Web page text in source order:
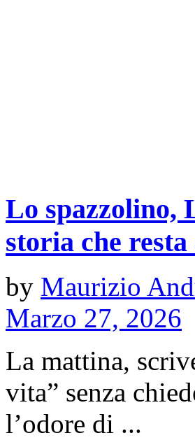
Lo spazzolino,
storia che resta
by Maurizio
Marzo 27, 2026
La mattina,
vita” senza
l’odore di ...